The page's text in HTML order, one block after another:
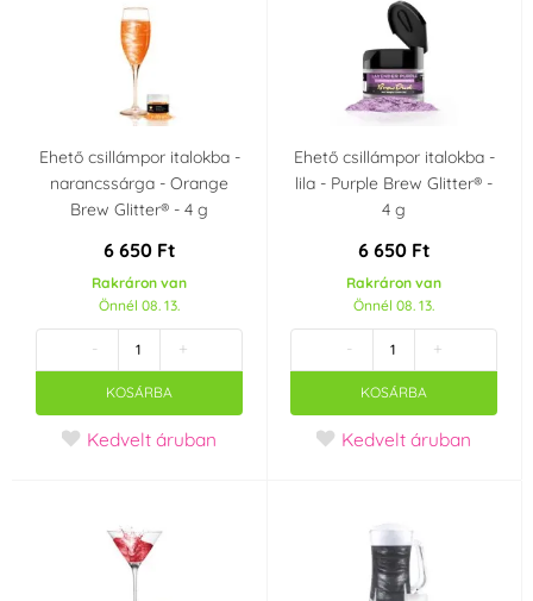
Legénybúcsú Világegyetem
Csillagok
Esküvő
Ehető csillámpor italokba -
narancssárga - Orange
Brew Glitter® - 4 g
6 650 Ft
Rakráron van
Önnél 08. 13.
- +
KOSÁRBA
Kedvelt áruban
Ehető csillámpor italokba -
lila - Purple Brew Glitter® -
4 g
6 650 Ft
Rakráron van
Önnél 08. 13.
- +
KOSÁRBA
Kedvelt áruban